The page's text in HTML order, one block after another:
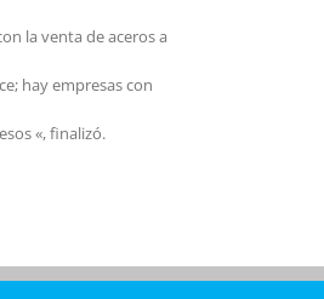
la venta de aceros a
hay empresas con
«, finalizó.